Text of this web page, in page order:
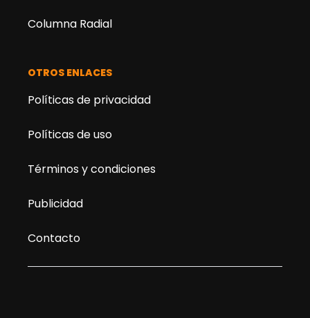
Columna Radial
OTROS ENLACES
Políticas de privacidad
Políticas de uso
Términos y condiciones
Publicidad
Contacto